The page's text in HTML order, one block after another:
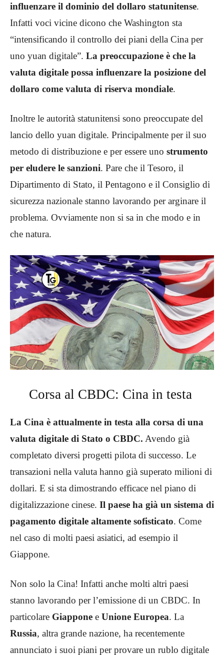
influenzare il dominio del dollaro statunitense.
Infatti voci vicine dicono che Washington sta
“intensificando il controllo dei piani della Cina per
uno yuan digitale”. La preoccupazione è che la
valuta digitale possa influenzare la posizione del
dollaro come valuta di riserva mondiale.
Inoltre le autorità statunitensi sono preoccupate del
lancio dello yuan digitale. Principalmente per il suo
metodo di distribuzione e per essere uno strumento
per eludere le sanzioni. Pare che il Tesoro, il
Dipartimento di Stato, il Pentagono e il Consiglio di
sicurezza nazionale stanno lavorando per arginare il
problema. Ovviamente non si sa in che modo e in
che natura.
Corsa al CBDC: Cina in testa
La Cina è attualmente in testa alla corsa di una
valuta digitale di Stato o CBDC. Avendo già
completato diversi progetti pilota di successo. Le
transazioni nella valuta hanno già superato milioni di
dollari. E si sta dimostrando efficace nel piano di
digitalizzazione cinese. Il paese ha già un sistema di
pagamento digitale altamente sofisticato. Come
nel caso di molti paesi asiatici, ad esempio il
Giappone.
Non solo la Cina! Infatti anche molti altri paesi
stanno lavorando per l’emissione di un CBDC. In
particolare Giappone e Unione Europea. La
Russia, altra grande nazione, ha recentemente
annunciato i suoi piani per provare un rublo digitale